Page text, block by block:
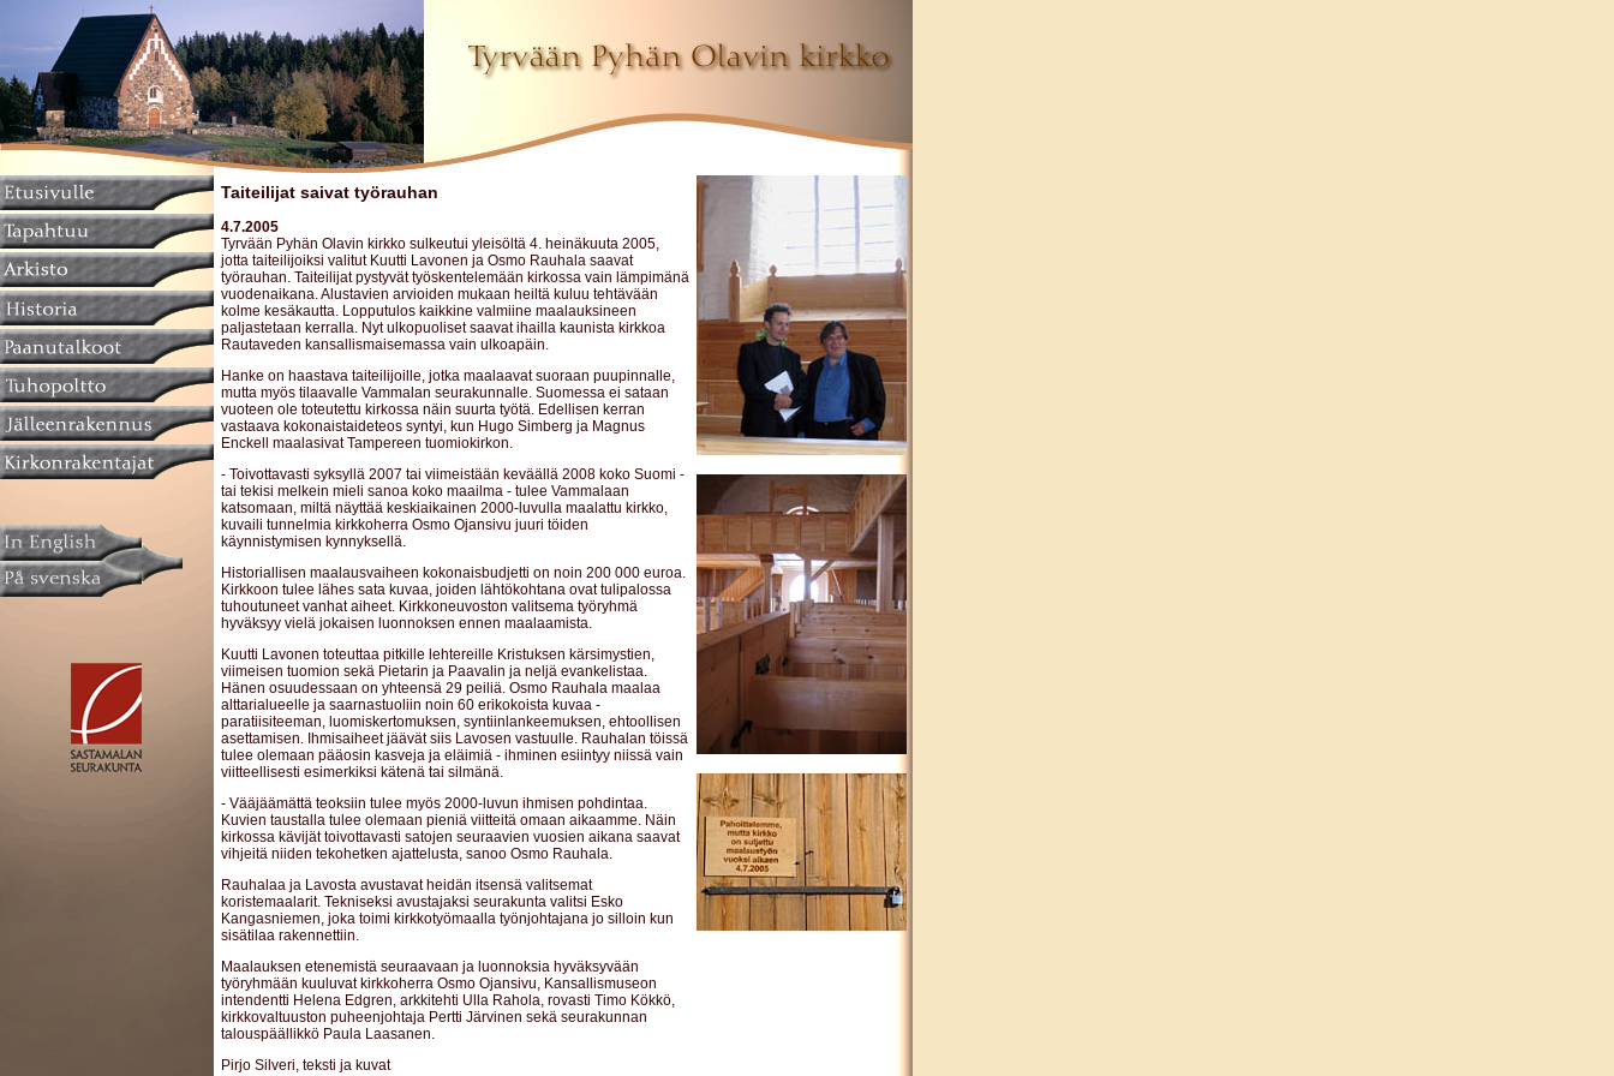
Taiteilijat saivat työrauhan
4.7.2005
Tyrvään Pyhän Olavin kirkko sulkeutui yleisöltä 4. heinäkuuta 2005,
jotta taiteilijoiksi valitut Kuutti Lavonen ja Osmo Rauhala saavat
työrauhan. Taiteilijat pystyvät työskentelemään kirkossa vain lämpimänä
vuodenaikana. Alustavien arvioiden mukaan heiltä kuluu tehtävään
kolme kesäkautta. Lopputulos kaikkine valmiine maalauksineen
paljastetaan kerralla. Nyt ulkopuoliset saavat ihailla kaunista kirkkoa
Rautaveden kansallismaisemassa vain ulkoapäin.
Hanke on haastava taiteilijoille, jotka maalaavat suoraan puupinnalle,
mutta myös tilaavalle Vammalan seurakunnalle. Suomessa ei sataan
vuoteen ole toteutettu kirkossa näin suurta työtä. Edellisen kerran
vastaava kokonaistaideteos syntyi, kun Hugo Simberg ja Magnus
Enckell maalasivat Tampereen tuomiokirkon.
- Toivottavasti syksyllä 2007 tai viimeistään keväällä 2008 koko Suomi -
tai tekisi melkein mieli sanoa koko maailma - tulee Vammalaan
katsomaan, miltä näyttää keskiaikainen 2000-luvulla maalattu kirkko,
kuvaili tunnelmia kirkkoherra Osmo Ojansivu juuri töiden
käynnistymisen kynnyksellä.
Historiallisen maalausvaiheen kokonaisbudjetti on noin 200 000 euroa.
Kirkkoon tulee lähes sata kuvaa, joiden lähtökohtana ovat tulipalossa
tuhoutuneet vanhat aiheet. Kirkkoneuvoston valitsema työryhmä
hyväksyy vielä jokaisen luonnoksen ennen maalaamista.
Kuutti Lavonen toteuttaa pitkille lehtereille Kristuksen kärsimystien,
viimeisen tuomion sekä Pietarin ja Paavalin ja neljä evankelistaa.
Hänen osuudessaan on yhteensä 29 peiliä. Osmo Rauhala maalaa
alttarialueelle ja saarnastuoliin noin 60 erikokoista kuvaa -
paratiisiteeman, luomiskertomuksen, syntiinlankeemuksen, ehtoollisen
asettamisen. Ihmisaiheet jäävät siis Lavosen vastuulle. Rauhalan töissä
tulee olemaan pääosin kasveja ja eläimiä - ihminen esiintyy niissä vain
viitteellisesti esimerkiksi kätenä tai silmänä.
- Vääjäämättä teoksiin tulee myös 2000-luvun ihmisen pohdintaa.
Kuvien taustalla tulee olemaan pieniä viitteitä omaan aikaamme. Näin
kirkossa kävijät toivottavasti satojen seuraavien vuosien aikana saavat
vihjeitä niiden tekohetken ajattelusta, sanoo Osmo Rauhala.
Rauhalaa ja Lavosta avustavat heidän itsensä valitsemat
koristemaalarit. Tekniseksi avustajaksi seurakunta valitsi Esko
Kangasniemen, joka toimi kirkkotyömaalla työnjohtajana jo silloin kun
sisätilaa rakennettiin.
Maalauksen etenemistä seuraavaan ja luonnoksia hyväksyvään
työryhmään kuuluvat kirkkoherra Osmo Ojansivu, Kansallismuseon
intendentti Helena Edgren, arkkitehti Ulla Rahola, rovasti Timo Kökkö,
kirkkovaltuuston puheenjohtaja Pertti Järvinen sekä seurakunnan
talouspäällikkö Paula Laasanen.
Pirjo Silveri, teksti ja kuvat